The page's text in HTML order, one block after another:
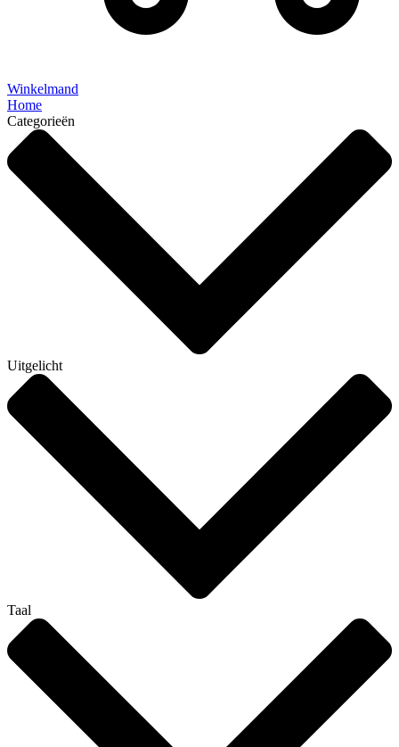
Winkelmand
Home
Categorieën
Uitgelicht
Taal